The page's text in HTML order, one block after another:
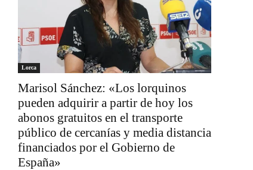
Lorca
Marisol Sánchez: «Los lorquinos
pueden adquirir a partir de hoy los
abonos gratuitos en el transporte
público de cercanías y media distancia
financiados por el Gobierno de
España»